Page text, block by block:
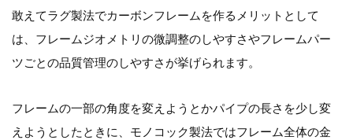
敢えてラグ製法でカーボンフレームを作るメリットとして
は、フレームジオメトリの微調整のしやすさやフレームパー
ツごとの品質管理のしやすさが挙げられます。
フレームの一部の角度を変えようとかパイプの長さを少し変
えようとしたときに、モノコック製法ではフレーム全体の金